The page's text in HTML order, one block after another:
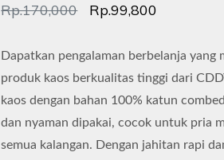
Rp.170,000 Rp.99,800
Dapatkan pengalaman berbelanja yang
produk kaos berkualitas tinggi dari
kaos dengan bahan 100% katun
dan nyaman dipakai, cocok untuk pria
semua kalangan. Dengan jahitan rapi